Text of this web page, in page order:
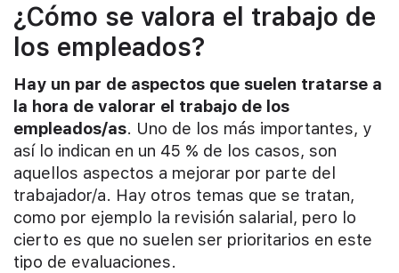
¿Cómo se valora el trabajo de
los empleados?
Hay un par de aspectos que suelen tratarse a
la hora de valorar el trabajo de los
empleados/as. Uno de los más importantes, y
así lo indican en un 45 % de los casos, son
aquellos aspectos a mejorar por parte del
trabajador/a. Hay otros temas que se tratan,
como por ejemplo la revisión salarial, pero lo
cierto es que no suelen ser prioritarios en este
tipo de evaluaciones.